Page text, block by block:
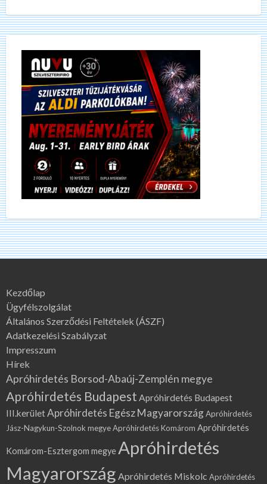
Kezdőlap
Ügyfélszolgálat
Általános Szerződési Feltételek (ÁSZF)
Adatkezelési Szabályzat
Impresszum
Hírek
Apróhirdetés Borsod-Abaúj-Zemplén megye
Apróhirdetés Budapest Apróhirdetés Budapest
III.kerületApróhirdetés Egész MagyarországApróhirdetés
Jász-Nagykun-Szolnok megyeApróhirdetés Komárom Apróhirdetés
Komárom-Esztergom megye Apróhirdetés
Magyarország Apróhirdetés Miskolc Apróhirdetés